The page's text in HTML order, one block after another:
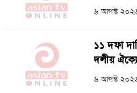
৬ আগস্ট
১১ দফা
দলীয়
৬ আগস্ট